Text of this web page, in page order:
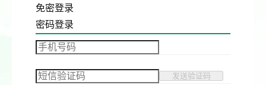
免密登录
密码登录
发送验证码